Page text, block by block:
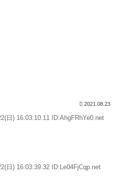
2021.08.23
日) 16:03:10.11 ID:AhgFRhYe0.net
日) 16:03:39.32 ID:Le04FjCqp.net